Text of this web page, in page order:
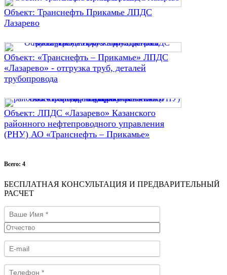
Объект: Транснефть Прикамье ЛПДС
Лазарево
Объект: «Транснефть – Прикамье» ЛПДС
«Лазарево» - отгрузка труб, деталей
трубопровода
Объект: ЛПДС «Лазарево» Казанского
районного нефтепроводного управления
(РНУ) АО «Транснефть – Прикамье»
Всего: 4
БЕСПЛАТНАЯ КОНСУЛЬТАЦИЯ И ПРЕДВАРИТЕЛЬНЫЙ
РАСЧЕТ